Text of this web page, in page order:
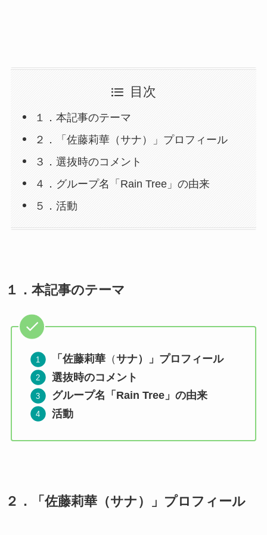
目次
１．本記事のテーマ
２．「佐藤莉華（サナ）」プロフィール
３．選抜時のコメント
４．グループ名「Rain Tree」の由来
５．活動
１． 本記事のテーマ
「佐藤莉華 （サナ）」プロフィール
選抜時のコメント
グループ名「Rain Tree」の由来
活動
２． 「佐藤莉華（サナ）」プロフィール